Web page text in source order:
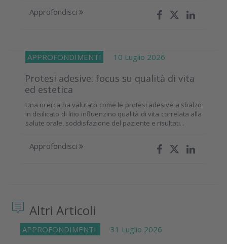
Approfondisci
APPROFONDIMENTI 10 Luglio 2026
Protesi adesive: focus su qualità di vita
ed estetica
Una ricerca ha valutato come le protesi adesive a sbalzo
in disilicato di litio influenzino qualità di vita correlata alla
salute orale, soddisfazione del paziente e risultati...
Approfondisci
Altri Articoli
APPROFONDIMENTI 31 Luglio 2026